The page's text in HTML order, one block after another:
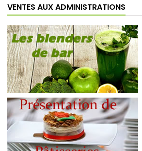
VENTES AUX ADMINISTRATIONS